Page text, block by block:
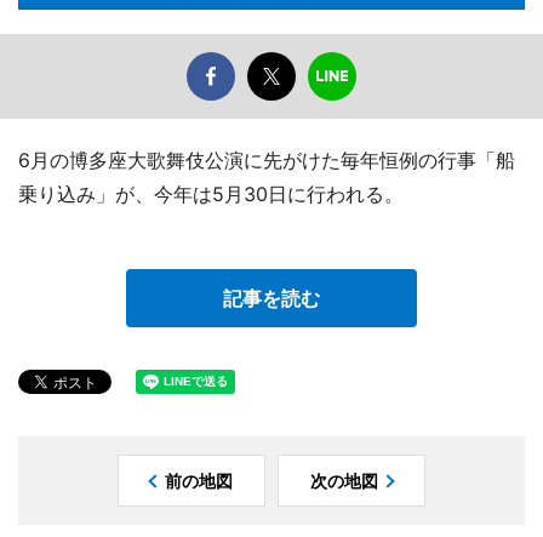
6月の博多座大歌舞伎公演に先がけた毎年恒例の行事「船
乗り込み」が、今年は5月30日に行われる。
記事を読む
前の地図 次の地図